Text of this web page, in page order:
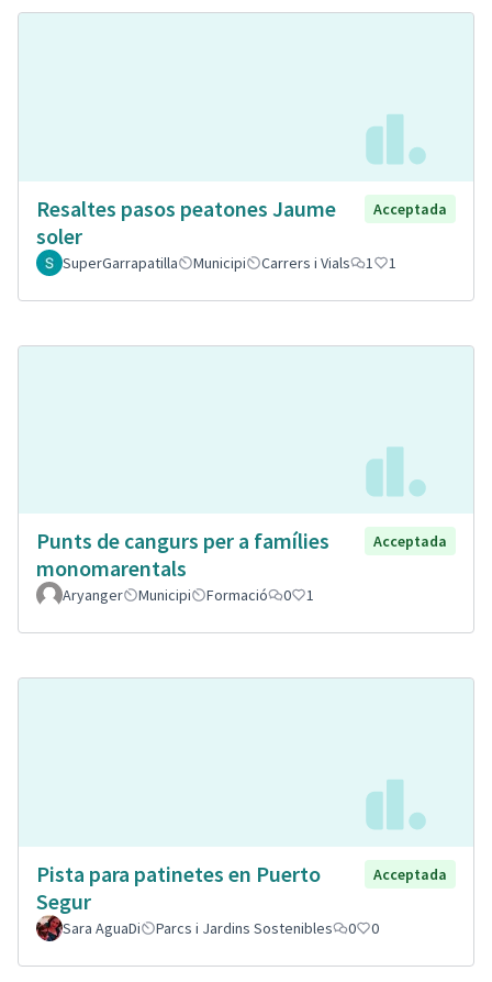
Resaltes pasos peatones Jaume
soler
Acceptada
SuperGarrapatilla Municipi Carrers i Vials 1 1
Punts de cangurs per a famílies
monomarentals
Acceptada
Aryanger Municipi Formació 0 1
Pista para patinetes en Puerto
Segur
Acceptada
Sara AguaDi Parcs i Jardins Sostenibles 0 0